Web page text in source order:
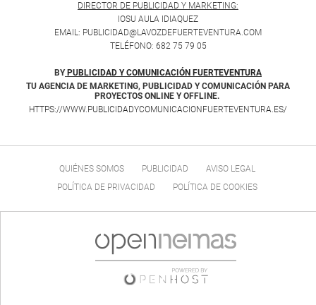
DIRECTOR DE PUBLICIDAD Y MARKETING:
IOSU AULA IDIAQUEZ
EMAIL: PUBLICIDAD@LAVOZDEFUERTEVENTURA.COM
TELÉFONO: 682 75 79 05
BY PUBLICIDAD Y COMUNICACIÓN FUERTEVENTURA
TU AGENCIA DE MARKETING, PUBLICIDAD Y COMUNICACIÓN PARA
PROYECTOS ONLINE Y OFFLINE.
HTTPS://WWW.PUBLICIDADYCOMUNICACIONFUERTEVENTURA.ES/
QUIÉNES SOMOS PUBLICIDAD
AVISO LEGAL
POLÍTICA DE PRIVACIDAD
POLÍTICA DE COOKIES